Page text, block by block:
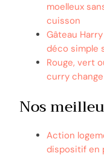
moelleux
cuisson
Gâteau
déco simple
Rouge, vert
curry
Nos
Action
dispositif en